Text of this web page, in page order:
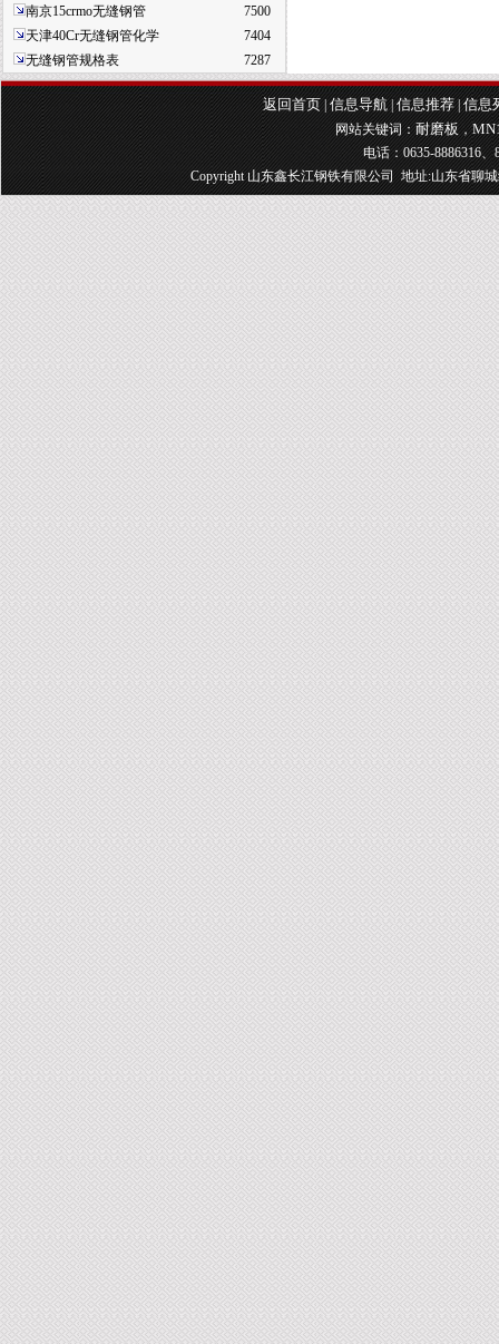
南京15crmo无缝钢管
7500
天津40Cr无缝钢管化学
7404
无缝钢管规格表
7287
返回首页|信息导航|信息推荐|信息
网站关键词：耐磨板，
电话：0635-8886316
Copyright 山东鑫长江钢铁有限公司 地址:山东省聊